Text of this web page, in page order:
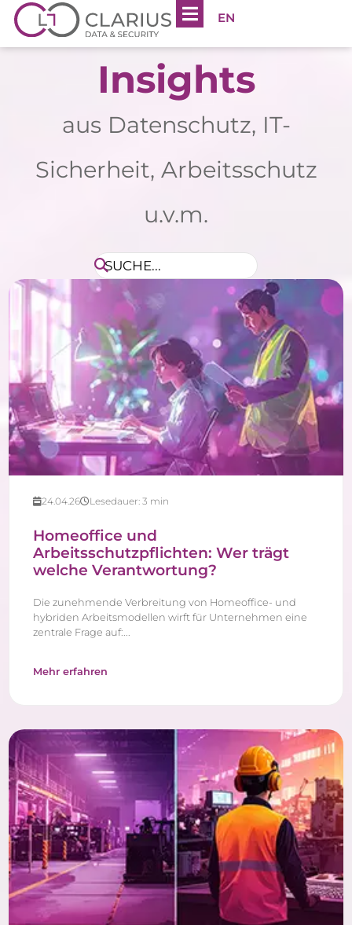
EN
Insights
aus Datenschutz, IT-
Sicherheit, Arbeitsschutz
u.v.m.
24.04.26 Lesedauer: 3 min
Homeoffice und
Arbeitsschutzpflichten: Wer trägt
welche Verantwortung?
Die zunehmende Verbreitung von Homeoffice- und
hybriden Arbeitsmodellen wirft für Unternehmen eine
zentrale Frage auf:...
Mehr erfahren